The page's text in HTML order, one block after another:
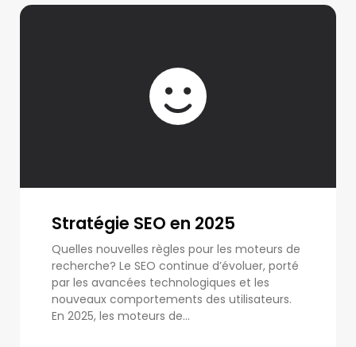
Stratégie SEO en 2025
Quelles nouvelles règles pour les moteurs de
recherche? Le SEO continue d’évoluer, porté
par les avancées technologiques et les
nouveaux comportements des utilisateurs.
En 2025, les moteurs de...